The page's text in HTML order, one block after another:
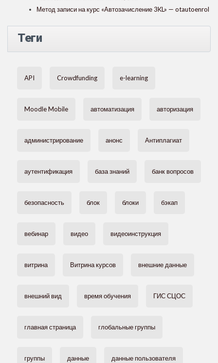
Метод записи на курс «Автозачисление 3KL» — otautoenrol
Теги
API Crowdfunding e-learning
Moodle Mobile автоматизация авторизация
администрирование анонс Антиплагиат
аутентификация база знаний банк вопросов
безопасность блок блоки бэкап
вебинар видео видеоинструкция
витрина Витрина курсов внешние данные
внешний вид время обучения ГИС СЦОС
главная страница глобальные группы
группы данные данные пользователя